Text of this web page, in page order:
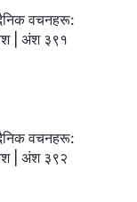
वचनहरू:
| अंश ३९१
वचनहरू:
| अंश ३९२